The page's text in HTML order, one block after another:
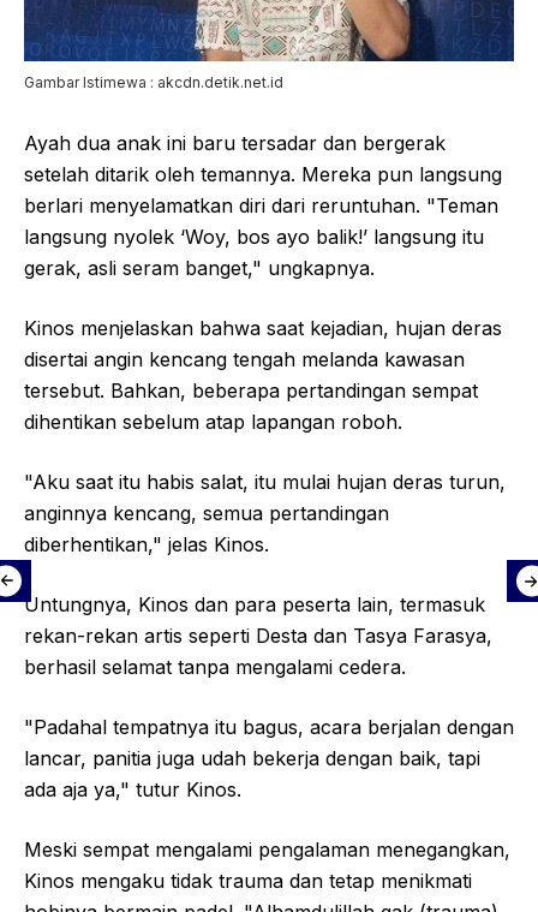
Gambar Istimewa : akcdn.detik.net.id
Ayah dua anak ini baru tersadar dan bergerak
setelah ditarik oleh temannya. Mereka pun langsung
berlari menyelamatkan diri dari reruntuhan. "Teman
langsung nyolek ‘Woy, bos ayo balik!’ langsung itu
gerak, asli seram banget," ungkapnya.
Kinos menjelaskan bahwa saat kejadian, hujan deras
disertai angin kencang tengah melanda kawasan
tersebut. Bahkan, beberapa pertandingan sempat
dihentikan sebelum atap lapangan roboh.
"Aku saat itu habis salat, itu mulai hujan deras turun,
anginnya kencang, semua pertandingan
diberhentikan," jelas Kinos.
Untungnya, Kinos dan para peserta lain, termasuk
rekan-rekan artis seperti Desta dan Tasya Farasya,
berhasil selamat tanpa mengalami cedera.
"Padahal tempatnya itu bagus, acara berjalan dengan
lancar, panitia juga udah bekerja dengan baik, tapi
ada aja ya," tutur Kinos.
Meski sempat mengalami pengalaman menegangkan,
Kinos mengaku tidak trauma dan tetap menikmati